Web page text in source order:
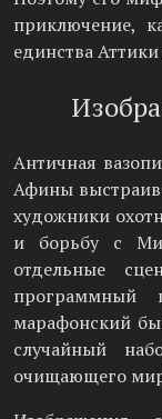
приключение,
единства
Античная
Афины
художники
и борьбу с
отдельные
программный
марафонский
случайный
очищающего